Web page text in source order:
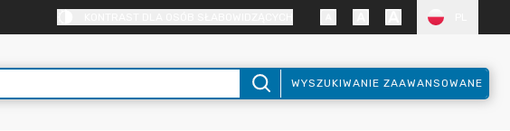
WYSZUKIWANIE ZAAWANSOWANE